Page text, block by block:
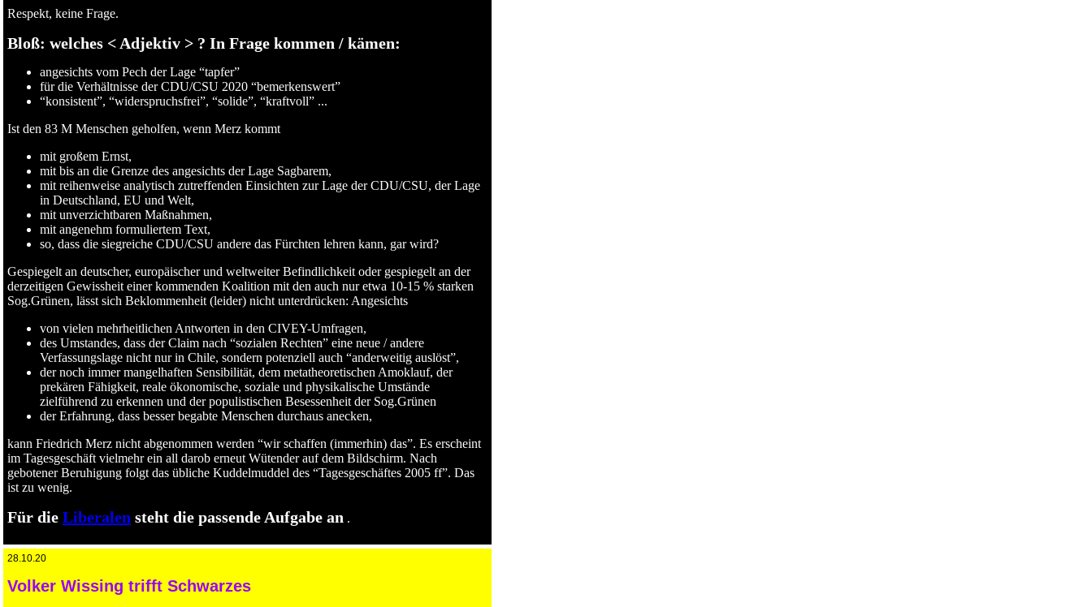
Respekt, keine Frage.
Bloß: welches < Adjektiv > ? In Frage kommen / kämen:
angesichts vom Pech der Lage “tapfer”
für die Verhältnisse der CDU/CSU 2020 “bemerkenswert”
“konsistent”, “widerspruchsfrei”, “solide”, “kraftvoll” ...
Ist den 83 M Menschen geholfen, wenn Merz kommt
mit großem Ernst,
mit bis an die Grenze des angesichts der Lage Sagbarem,
mit reihenweise analytisch zutreffenden Einsichten zur Lage der CDU/CSU, der Lage
in Deutschland, EU und Welt,
mit unverzichtbaren Maßnahmen,
mit angenehm formuliertem Text,
so, dass die siegreiche CDU/CSU andere das Fürchten lehren kann, gar wird?
Gespiegelt an deutscher, europäischer und weltweiter Befindlichkeit oder gespiegelt an der
derzeitigen Gewissheit einer kommenden Koalition mit den auch nur etwa 10-15 % starken
Sog.Grünen, lässt sich Beklommenheit (leider) nicht unterdrücken: Angesichts
von vielen mehrheitlichen Antworten in den CIVEY-Umfragen,
des Umstandes, dass der Claim nach “sozialen Rechten” eine neue / andere
Verfassungslage nicht nur in Chile, sondern potenziell auch “anderweitig auslöst”,
der noch immer mangelhaften Sensibilität, dem metatheoretischen Amoklauf, der
prekären Fähigkeit, reale ökonomische, soziale und physikalische Umstände
zielführend zu erkennen und der populistischen Besessenheit der Sog.Grünen
der Erfahrung, dass besser begabte Menschen durchaus anecken,
kann Friedrich Merz nicht abgenommen werden “wir schaffen (immerhin) das”. Es erscheint
im Tagesgeschäft vielmehr ein all darob erneut Wütender auf dem Bildschirm. Nach
gebotener Beruhigung folgt das übliche Kuddelmuddel des “Tagesgeschäftes 2005 ff”. Das
ist zu wenig.
Für die Liberalen steht die passende Aufgabe an .
28.10.20
Volker Wissing trifft Schwarzes